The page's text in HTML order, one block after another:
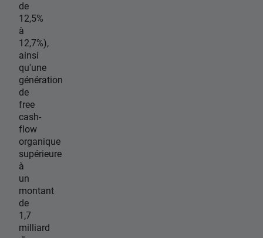
de
12,5%
à
12,7%),
ainsi
qu'une
génération
de
free
cash-
flow
organique
supérieure
à
un
montant
de
1,7
milliard